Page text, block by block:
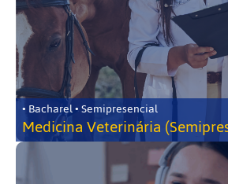
• Bacharel • Semipresencial
Medicina Veterinária